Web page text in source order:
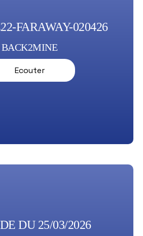
FARAWAY-020426
BACK2MINE
Ecouter
DU 25/03/2026